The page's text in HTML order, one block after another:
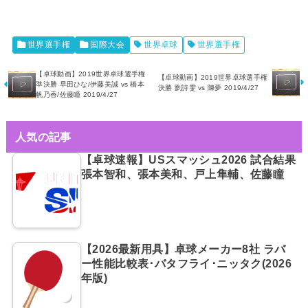
世界選手権 国際大会 世界卓球 世界選手権
【卓球動画】2019世界卓球選手権
準決勝 早田ひな/伊藤美誠 vs 橋本
帆乃香/佐藤瞳 2019/4/27
【卓球動画】2019世界卓球選手権
決勝 劉詩雯 vs 陳夢 2019/4/27
人気の記事
【卓球速報】USスマッシュ2026 試合結果
張本智和、張本美和、戸上隼輔、佐藤瞳
【2026最新用具】卓球メーカー8社 ラバ
ー性能比較表･バタフライ･ニッタク(2026
年版)